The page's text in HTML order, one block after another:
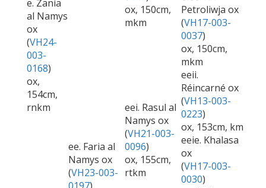
e. Zania
al Namys
ox
(VH24-
003-
0168)
ox,
154cm,
rnkm
ox, 150cm,
mkm
Petroliwja ox
(VH17-003-
0037)
ox, 150cm,
mkm
ee. Faria al
Namys ox
(VH23-003-
eei. Rasul al
Namys ox
(VH21-003-
0096)
ox, 155cm,
rtkm
eeii.
Réincarné ox
(VH13-003-
0223)
ox, 153cm, km
eeie. Khalasa
ox
(VH17-003-
0030)